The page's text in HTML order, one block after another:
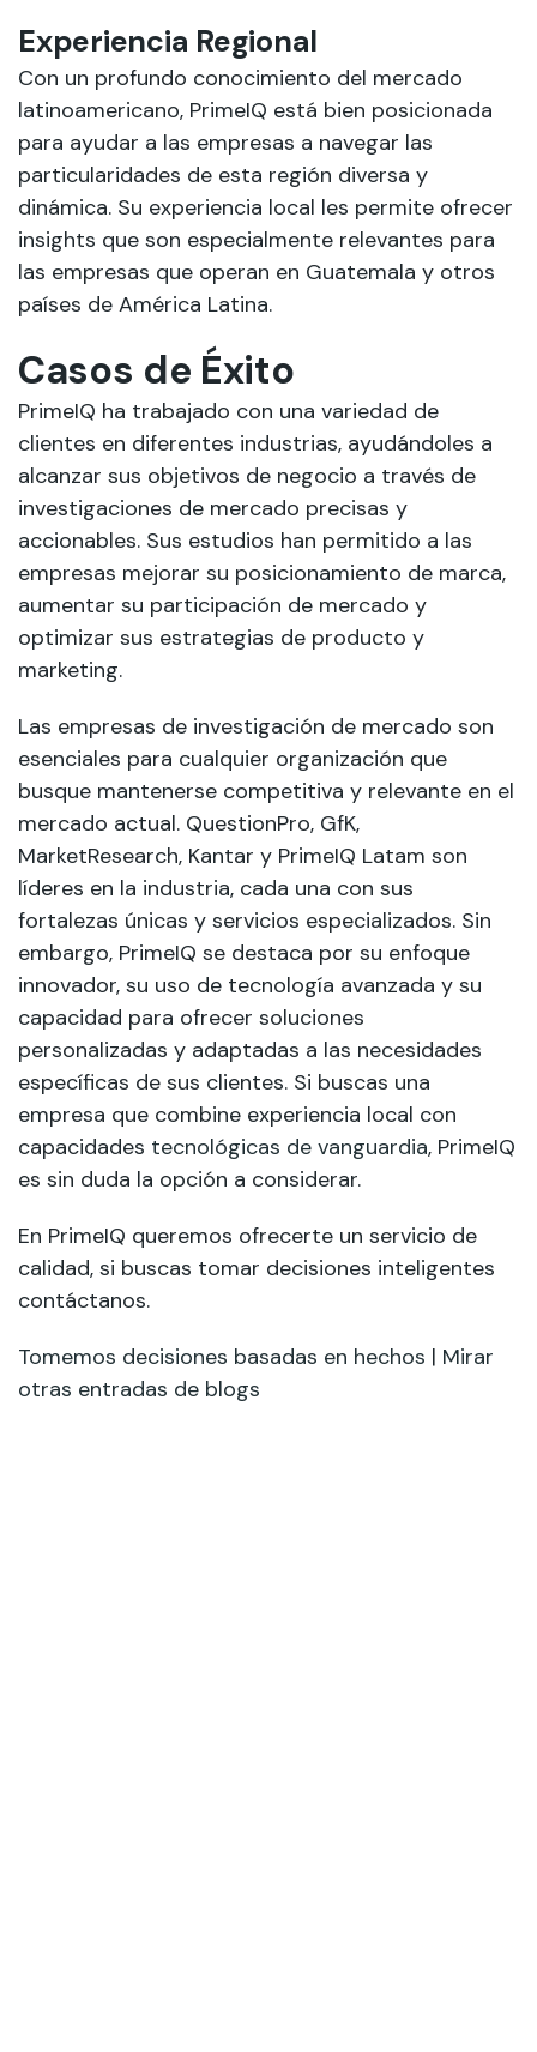
Experiencia Regional
Con un profundo conocimiento del mercado
latinoamericano, PrimeIQ está bien posicionada
para ayudar a las empresas a navegar las
particularidades de esta región diversa y
dinámica. Su experiencia local les permite ofrecer
insights que son especialmente relevantes para
las empresas que operan en Guatemala y otros
países de América Latina.
Casos de Éxito
PrimeIQ ha trabajado con una variedad de
clientes en diferentes industrias, ayudándoles a
alcanzar sus objetivos de negocio a través de
investigaciones de mercado precisas y
accionables. Sus estudios han permitido a las
empresas mejorar su posicionamiento de marca,
aumentar su participación de mercado y
optimizar sus estrategias de producto y
marketing.
Las empresas de investigación de mercado son
esenciales para cualquier organización que
busque mantenerse competitiva y relevante en el
mercado actual. QuestionPro, GfK,
MarketResearch, Kantar y PrimeIQ Latam son
líderes en la industria, cada una con sus
fortalezas únicas y servicios especializados. Sin
embargo, PrimeIQ se destaca por su enfoque
innovador, su uso de tecnología avanzada y su
capacidad para ofrecer soluciones
personalizadas y adaptadas a las necesidades
específicas de sus clientes. Si buscas una
empresa que combine experiencia local con
capacidades tecnológicas de vanguardia, PrimeIQ
es sin duda la opción a considerar.
En PrimeIQ queremos ofrecerte un servicio de
calidad, si buscas tomar decisiones inteligentes
contáctanos.
Tomemos decisiones basadas en hechos | Mirar
otras entradas de blogs